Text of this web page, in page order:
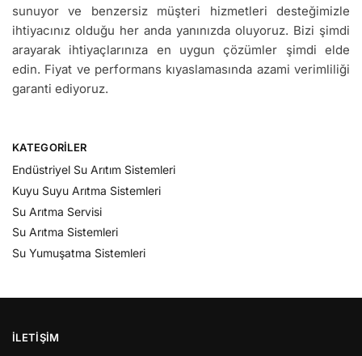
sunuyor ve benzersiz müşteri hizmetleri desteğimizle
ihtiyacınız olduğu her anda yanınızda oluyoruz. Bizi şimdi
arayarak ihtiyaçlarınıza en uygun çözümler şimdi elde
edin. Fiyat ve performans kıyaslamasında azami verimliliği
garanti ediyoruz.
KATEGORILER
Endüstriyel Su Arıtım Sistemleri
Kuyu Suyu Arıtma Sistemleri
Su Arıtma Servisi
Su Arıtma Sistemleri
Su Yumuşatma Sistemleri
İLETIŞIM